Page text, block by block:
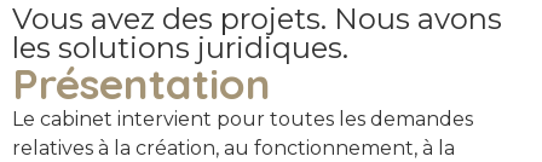
Vous avez des projets. Nous avons
les solutions juridiques.
Présentation
Le cabinet intervient pour toutes les demandes
relatives à la création, au fonctionnement, à la